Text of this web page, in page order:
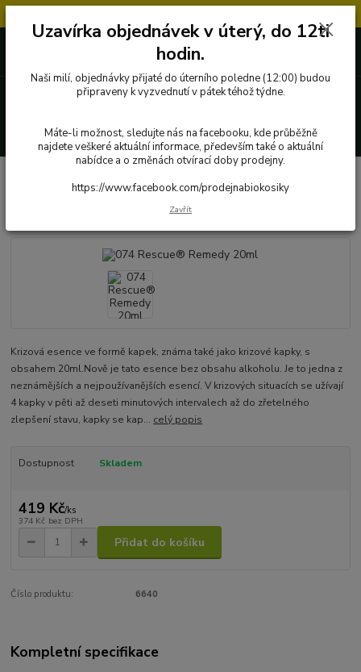
Hledat
727 862 655, 737 283 505
074 Rescue® Remedy 20ml
Krizová esence ve formě kapek, známa také jako krizové kapky, s
obsahem 20ml.Nově je tato esence bez obsahu alkoholu. Je to jedna z
neznámějších a nejpoužívanějších esencí. V krizových situacích se užívají
4 kapky v pěti až deseti minutových intervalech až do zřetelného
zlepšení stavu, kapky se kap... celý popis
Dostupnost Skladem
419 Kč/ks
374 Kč bez DPH
Přidat do košíku
Číslo produktu: 6640
Kompletní specifikace
Uzavírka objednávek v úterý, do 12ti
hodin.
Naši milí, objednávky přijaté do úterního poledne (12:00) budou
připraveny k vyzvednutí v pátek téhož týdne.
Máte-li možnost, sledujte nás na facebooku, kde průběžně
najdete veškeré aktuální informace, především také o aktuální
nabídce a o změnách otvírací doby prodejny.
https://www.facebook.com/prodejnabiokosiky
Zavřít